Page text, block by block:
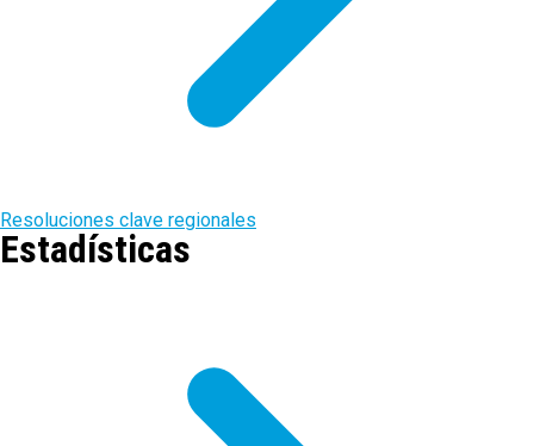
Resoluciones clave regionales
Estadísticas